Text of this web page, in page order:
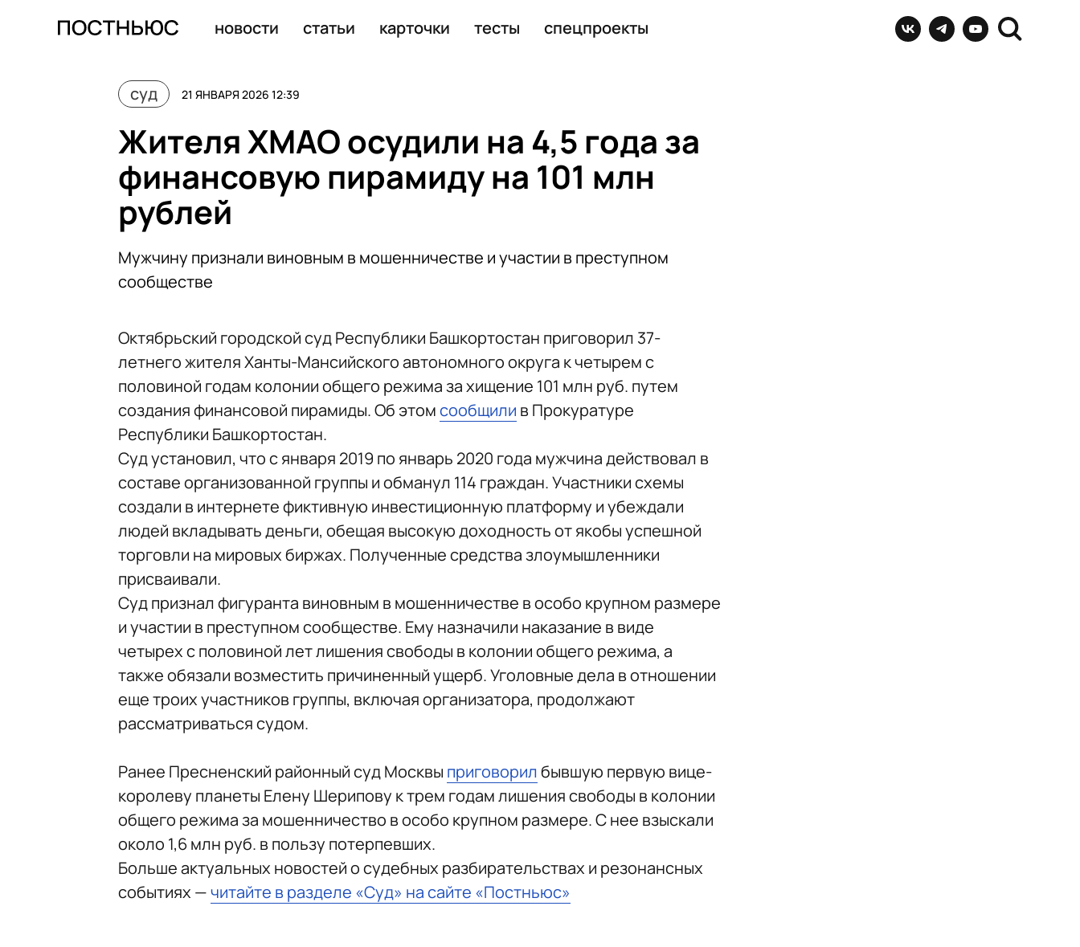
новости статьи карточки тесты спецпроекты
суд 21 ЯНВАРЯ 2026 12:39
Жителя ХМАО осудили на 4,5 года за
финансовую пирамиду на 101 млн
рублей
Мужчину признали виновным в мошенничестве и участии в преступном
сообществе
Октябрьский городской суд Республики Башкортостан приговорил 37-
летнего жителя Ханты-Мансийского автономного округа к четырем с
половиной годам колонии общего режима за хищение 101 млн руб. путем
создания финансовой пирамиды. Об этомсообщили в Прокуратуре
Республики Башкортостан.
Суд установил, что с января 2019 по январь 2020 года мужчина действовал в
составе организованной группы и обманул 114 граждан. Участники схемы
создали в интернете фиктивную инвестиционную платформу и убеждали
людей вкладывать деньги, обещая высокую доходность от якобы успешной
торговли на мировых биржах. Полученные средства злоумышленники
присваивали.
Суд признал фигуранта виновным в мошенничестве в особо крупном размере
и участии в преступном сообществе. Ему назначили наказание в виде
четырех с половиной лет лишения свободы в колонии общего режима, а
также обязали возместить причиненный ущерб. Уголовные дела в отношении
еще троих участников группы, включая организатора, продолжают
рассматриваться судом.
Ранее Пресненский районный суд Москвы приговорилбывшую первую вице-
королеву планеты Елену Шерипову к трем годам лишения свободы в колонии
общего режима за мошенничество в особо крупном размере. С нее взыскали
около 1,6 млн руб. в пользу потерпевших.
Больше актуальных новостей о судебных разбирательствах и резонансных
событиях —читайте в разделе «Суд» на сайте «Постньюс»